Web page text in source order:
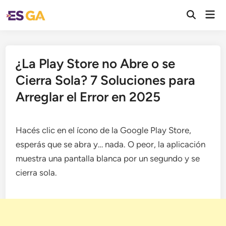
Abrir
¿La Play Store no Abre o se
Cierra Sola? 7 Soluciones para
Arreglar el Error en 2025
Hacés clic en el ícono de la Google Play Store,
esperás que se abra y… nada. O peor, la aplicación
muestra una pantalla blanca por un segundo y se
cierra sola.